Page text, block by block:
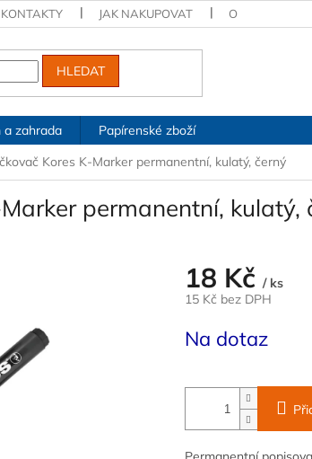
KONTAKTY JAK NAKUPOVAT OBCHODNÍ
HLEDAT
a zahrada
Papírenské zboží
Kores K-Marker permanentní, kulatý, černý
permanentní, kulatý,
18 Kč / ks
15 Kč bez DPH
cena:
Na dotaz